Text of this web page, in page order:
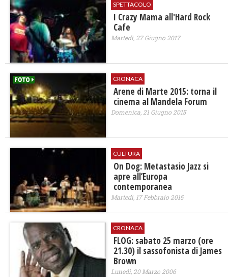
SPETTACOLO
I Crazy Mama all'Hard Rock
Cafe
Martedì, 27 Giugno 2017
CRONACA
Arene di Marte 2015: torna il
cinema al Mandela Forum
Domenica, 21 Giugno 2015
CULTURA
On Dog: Metastasio Jazz si
apre all’Europa
contemporanea
Martedì, 17 Febbraio 2015
CRONACA
FLOG: sabato 25 marzo (ore
21.30) il sassofonista di James
Brown
Lunedì, 20 Marzo 2006